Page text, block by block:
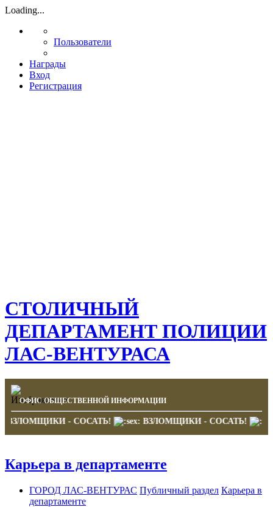
Loading...
Пользователи
Награды
Вход
Регистрация
СТОЛИЧНЫЙ
ДЕПАРТАМЕНТ ПОЛИЦИИ
ЛАС-ВЕНТУРАСА
ОФИС ОБЩЕСТВЕННОЙ ИНФОРМАЦИИ
ВЗЛОМЩИКИ - СОСАТЬ! ВЗЛОМЩИКИ - СОСАТЬ!
Карьера в департаменте
ГОРОД ЛАС-ВЕНТУРАС Публичный раздел Карьера в
департаменте